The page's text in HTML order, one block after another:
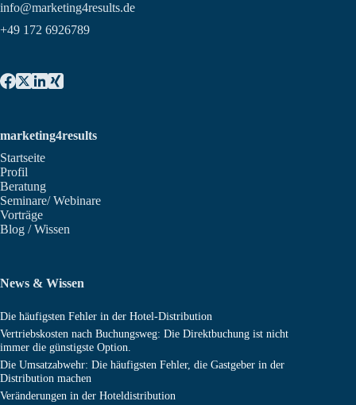
info@marketing4results.de
+49 172 6926789
marketing4results
Startseite
Profil
Beratung
Seminare/ Webinare
Vorträge
Blog / Wissen
News & Wissen
Die häufigsten Fehler in der Hotel-Distribution
Vertriebskosten nach Buchungsweg: Die Direktbuchung ist nicht
immer die günstigste Option.
Die Umsatzabwehr: Die häufigsten Fehler, die Gastgeber in der
Distribution machen
Veränderungen in der Hoteldistribution